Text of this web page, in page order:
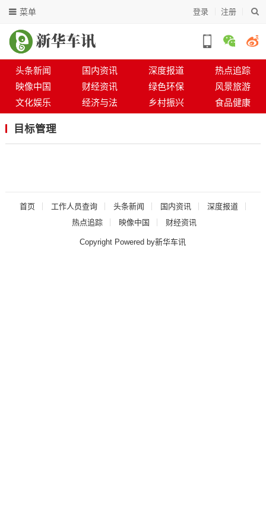
登录 注册
菜单
头条新闻 国内资讯 深度报道
热点追踪
映像中国
财经资讯 绿色环保
风景旅游
文化娱乐
经济与法 乡村振兴 食品健康
目标管理
首页 工作人员查询 头条新闻 国内资讯
深度报道
热点追踪
映像中国 财经资讯
Copyright Powered by新华车讯